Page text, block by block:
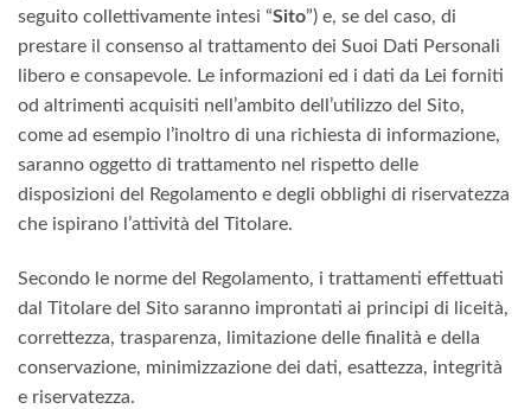
seguito collettivamente intesi “Sito”) e, se del caso, di
prestare il consenso al trattamento dei Suoi Dati Personali
libero e consapevole. Le informazioni ed i dati da Lei forniti
od altrimenti acquisiti nell’ambito dell’utilizzo del Sito,
come ad esempio l’inoltro di una richiesta di informazione,
saranno oggetto di trattamento nel rispetto delle
disposizioni del Regolamento e degli obblighi di riservatezza
che ispirano l’attività del Titolare.
Secondo le norme del Regolamento, i trattamenti effettuati
dal Titolare del Sito saranno improntati ai principi di liceità,
correttezza, trasparenza, limitazione delle finalità e della
conservazione, minimizzazione dei dati, esattezza, integrità
e riservatezza.